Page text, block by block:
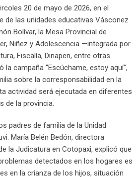
20 de mayo de 2026, en el
de las unidades educativas Vásconez
Bolívar, la Mesa Provincial de
Niñez y Adolescencia —integrada por
Fiscalía, Dinapen, entre otras
campaña “Escúchame, estoy aquí”,
sobre la corresponsabilidad en la
actividad será ejecutada en diferentes
de la provincia.
padres de familia de la Unidad
María Belén Bedón, directora
la Judicatura en Cotopaxi, explicó que
detectados en los hogares es
en la crianza de los hijos, situación